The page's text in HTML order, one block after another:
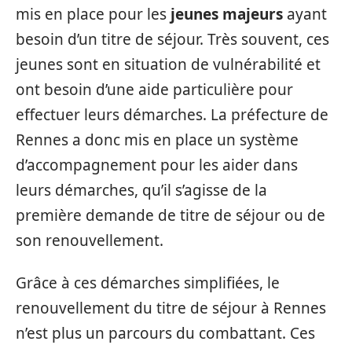
mis en place pour les jeunes majeurs ayant
besoin d’un titre de séjour. Très souvent, ces
jeunes sont en situation de vulnérabilité et
ont besoin d’une aide particulière pour
effectuer leurs démarches. La préfecture de
Rennes a donc mis en place un système
d’accompagnement pour les aider dans
leurs démarches, qu’il s’agisse de la
première demande de titre de séjour ou de
son renouvellement.
Grâce à ces démarches simplifiées, le
renouvellement du titre de séjour à Rennes
n’est plus un parcours du combattant. Ces